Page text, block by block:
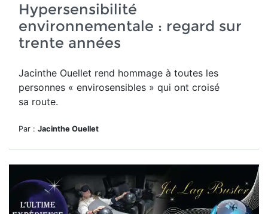
Hypersensibilité
environnementale : regard sur
trente années
Jacinthe Ouellet rend hommage à toutes les
personnes « envirosensibles » qui ont croisé
sa route.
Par : Jacinthe Ouellet